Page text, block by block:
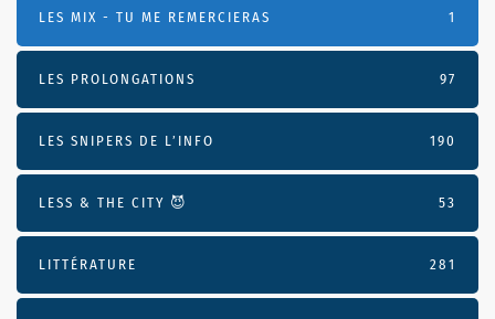
LES MIX - TU ME REMERCIERAS 1
LES PROLONGATIONS 97
LES SNIPERS DE L’INFO 190
LESS & THE CITY 😈 53
LITTÉRATURE 281